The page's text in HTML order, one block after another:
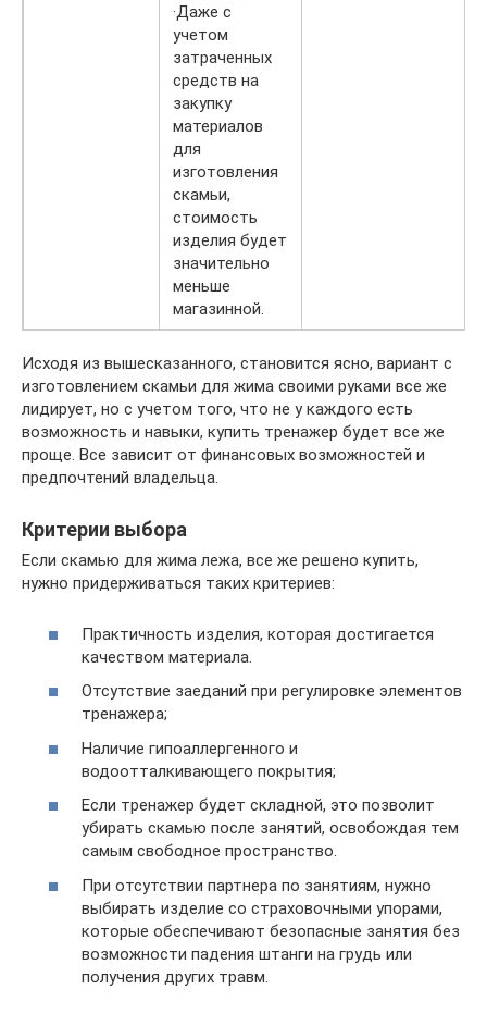
·Даже с
учетом
затраченных
средств на
закупку
материалов
для
изготовления
скамьи,
стоимость
изделия будет
значительно
меньше
магазинной.
Исходя из вышесказанного, становится ясно, вариант с
изготовлением скамьи для жима своими руками все же
лидирует, но с учетом того, что не у каждого есть
возможность и навыки, купить тренажер будет все же
проще. Все зависит от финансовых возможностей и
предпочтений владельца.
Критерии выбора
Если скамью для жима лежа, все же решено купить,
нужно придерживаться таких критериев:
Практичность изделия, которая достигается
качеством материала.
Отсутствие заеданий при регулировке элементов
тренажера;
Наличие гипоаллергенного и
водоотталкивающего покрытия;
Если тренажер будет складной, это позволит
убирать скамью после занятий, освобождая тем
самым свободное пространство.
При отсутствии партнера по занятиям, нужно
выбирать изделие со страховочными упорами,
которые обеспечивают безопасные занятия без
возможности падения штанги на грудь или
получения других травм.